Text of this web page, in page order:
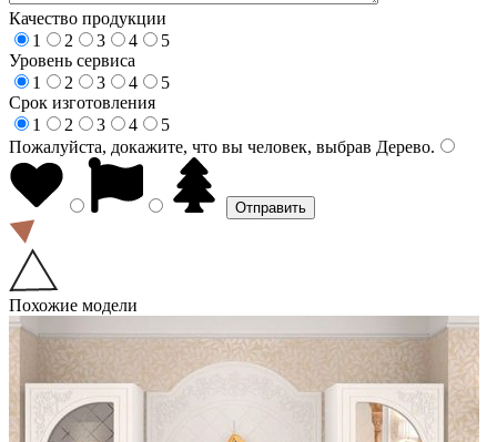
Качество продукции
1
2 3 4
5
Уровень сервиса
1
2 3 4
5
Срок изготовления
1
2 3 4
5
Пожалуйста, докажите, что вы человек, выбрав Дерево.
Похожие модели